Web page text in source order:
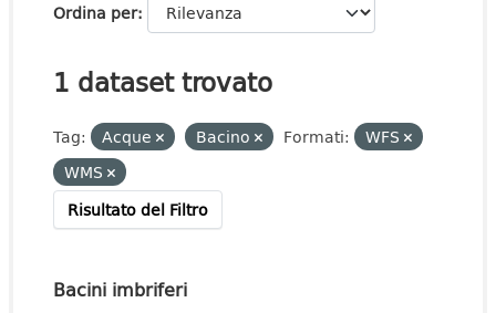
Ordina per
1 dataset trovato
Tag: Acque Bacino Formati:
WFS
WMS
Risultato del Filtro
Bacini imbriferi